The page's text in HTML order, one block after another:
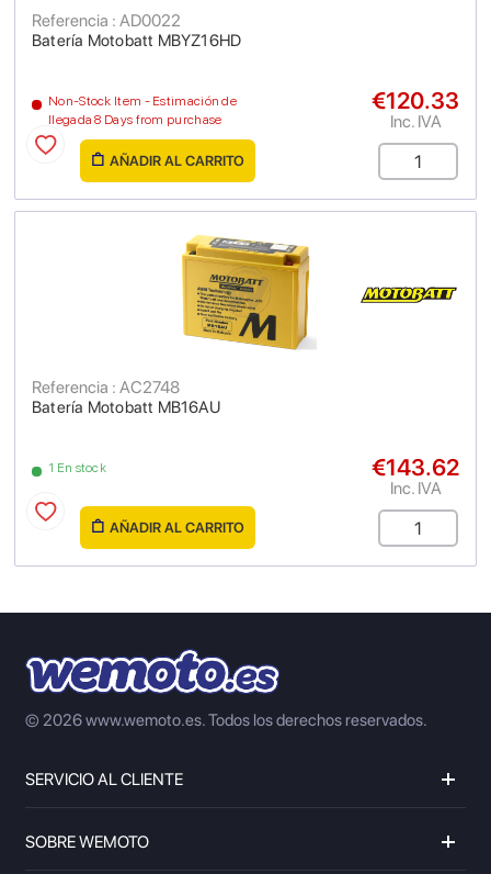
Batería Motobatt MBYZ16HD
Referencia : AD0022
Non-Stock Item - Estimación de
llegada 8 Days from purchase
€120.33
Inc. IVA
AÑADIR AL CARRITO
Batería Motobatt MB16AU ​
Referencia : AC2748
1 En stock €143.62
Inc. IVA
AÑADIR AL CARRITO
© 2026 www.wemoto.es.Todos los derechos reservados.
SERVICIO AL CLIENTE
SOBRE WEMOTO